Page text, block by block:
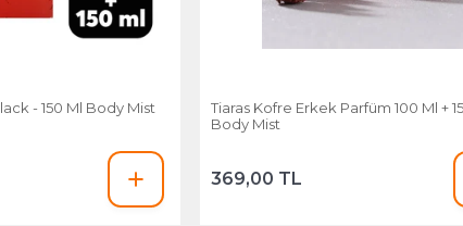
- 150 Ml Body Mist
Tiaras Kofre Erkek Parfüm 100 Ml +
Body Mist
369,00 TL